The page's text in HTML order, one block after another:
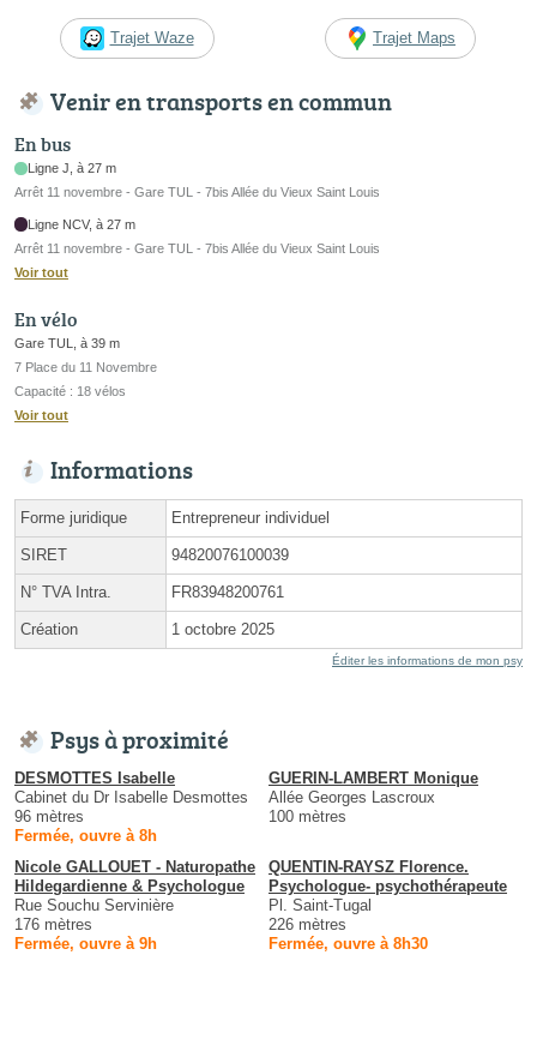
Trajet Waze Trajet Maps
Venir en transports en commun
En bus
Ligne J, à 27 m
Arrêt 11 novembre - Gare TUL - 7bis Allée du Vieux Saint Louis
Ligne NCV, à 27 m
Arrêt 11 novembre - Gare TUL - 7bis Allée du Vieux Saint Louis
Voir tout
En vélo
Gare TUL, à 39 m
7 Place du 11 Novembre
Capacité : 18 vélos
Voir tout
Informations
Forme juridique Entrepreneur individuel
SIRET 94820076100039
N° TVA Intra. FR83948200761
Création 1 octobre 2025
Éditer les informations de mon psy
Psys à proximité
DESMOTTES Isabelle
Cabinet du Dr Isabelle Desmottes
96 mètres
Fermée, ouvre à 8h
GUERIN-LAMBERT Monique
Allée Georges Lascroux
100 mètres
Nicole GALLOUET - Naturopathe
Hildegardienne & Psychologue
Rue Souchu Servinière
176 mètres
Fermée, ouvre à 9h
QUENTIN-RAYSZ Florence.
Psychologue- psychothérapeute
Pl. Saint-Tugal
226 mètres
Fermée, ouvre à 8h30